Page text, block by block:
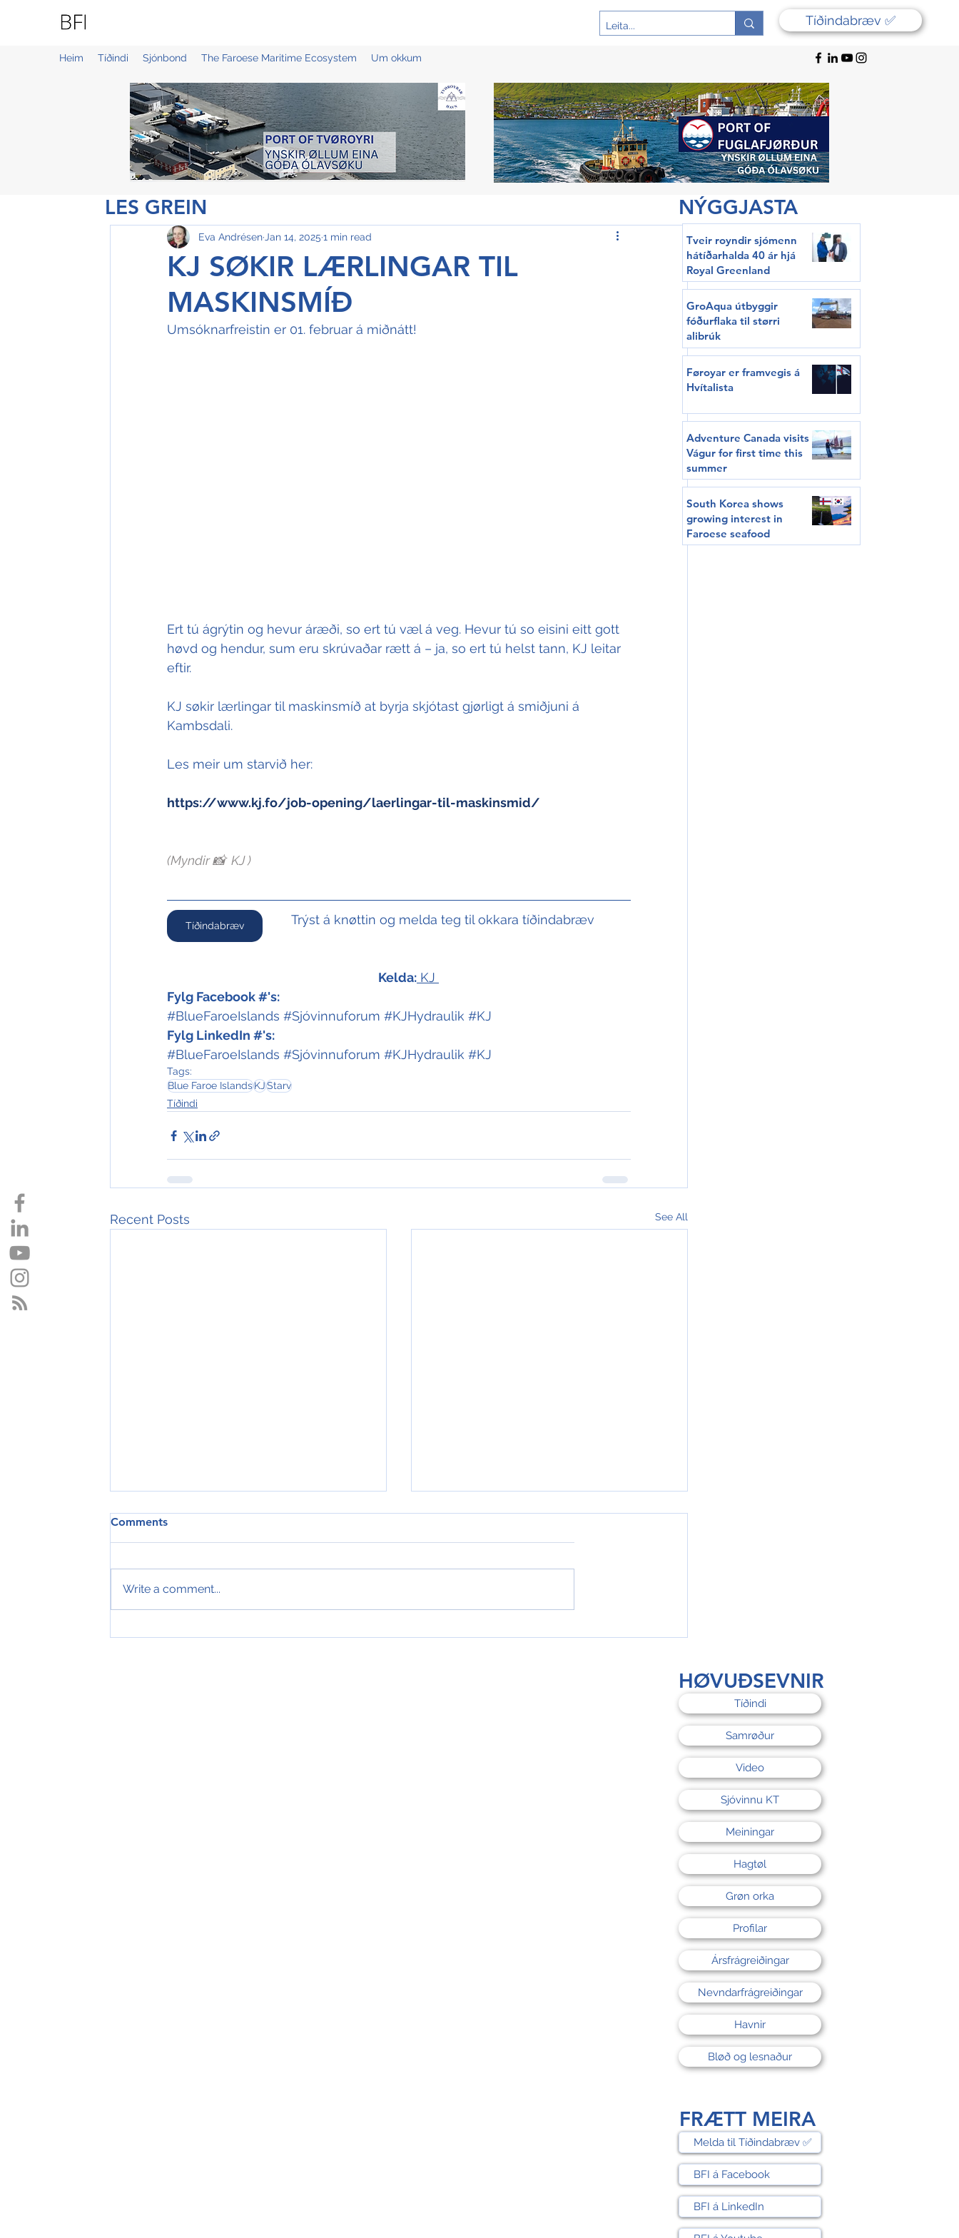
Tíðindabræv ✅
Heim Tíðindi Sjónbond The Faroese Maritime Ecosystem Um okkum
KJ SØKIR LÆRLINGAR TIL
MASKINSMÍÐ
Eva Andrésen Jan 14, 2025 1 min read
Umsóknarfreistin er 01. februar á miðnátt!
Ert tú ágrýtin og hevur áræði, so ert tú væl á veg. Hevur tú so eisini eitt gott
høvd og hendur, sum eru skrúvaðar rætt á – ja, so ert tú helst tann, KJ leitar
eftir.
KJ søkir lærlingar til maskinsmíð at byrja skjótast gjørligt á smiðjuni á
Kambsdali.
Les meir um starvið her:
https://www.kj.fo/job-opening/laerlingar-til-maskinsmid/
(Myndir 📸  KJ )
Tíðindabræv Trýst á knøttin og melda teg til okkara tíðindabræv
Kelda: KJ
Fylg Facebook #'s:
#BlueFaroeIslands #Sjóvinnuforum #KJHydraulik #KJ
Fylg LinkedIn #'s:
#BlueFaroeIslands #Sjóvinnuforum #KJHydraulik #KJ
Tags:
Blue Faroe IslandsKJStarv
Tíðindi
Recent Posts See All
Comments
Write a comment...
LES GREIN NÝGGJASTA
Tveir royndir sjómenn
hátíðarhalda 40 ár hjá
Royal Greenland
GroAqua útbyggir
fóðurflaka til størri
alibrúk
Føroyar er framvegis á
Hvítalista
Adventure Canada visits
Vágur for first time this
summer
South Korea shows
growing interest in
Faroese seafood
HØVUÐSEVNIR
Tíðindi
Samrøður
Video
Sjóvinnu KT
Meiningar
Hagtøl
Grøn orka
Profilar
Ársfrágreiðingar
Nevndarfrágreiðingar
Havnir
Bløð og lesnaður
FRÆTT MEIRA
Melda til Tíðindabræv ✅
BFI á Facebook
BFI á LinkedIn